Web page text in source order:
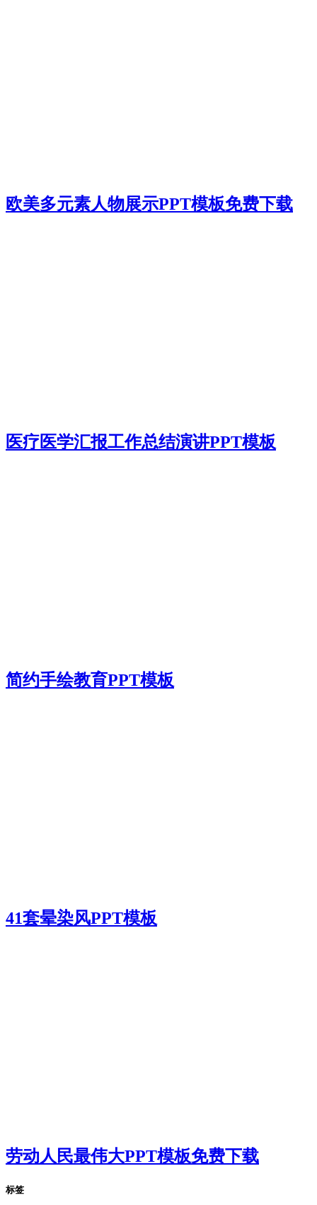
欧美多元素人物展示PPT模板免费下载
医疗医学汇报工作总结演讲PPT模板
简约手绘教育PPT模板
41套晕染风PPT模板
劳动人民最伟大PPT模板免费下载
标签